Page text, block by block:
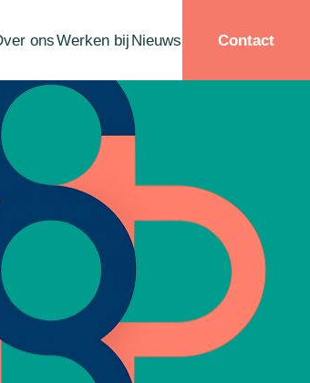
onsWerken bij Nieuws Contact